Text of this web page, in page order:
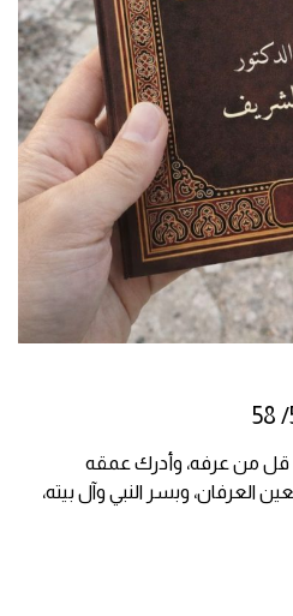
قل من عرفه، وأدرك عمقه
العرفان، وبسر النبي وآل بيته،